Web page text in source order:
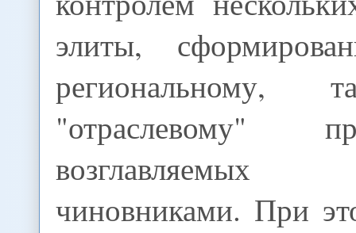
элиты,
"отраслевому"
возглавляемых
чиновниками. При